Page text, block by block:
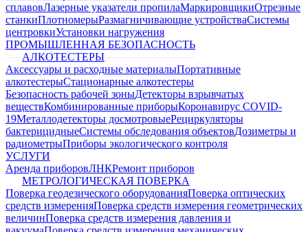
сплавовЛазерные указатели пропилаМаркировщикиОтрезные
станкиПлотномерыРазмагничивающие устройстваСистемы
центровкиУстановки нагружения
ПРОМЫШЛЕННАЯ БЕЗОПАСНОСТЬ
АЛКОТЕСТЕРЫ
Аксессуары и расходные материалыПортативные
алкотестерыСтационарные алкотестеры
Безопасность рабочей зоныДетекторы взрывчатых
веществКомбинированные приборыКоронавирус COVID-
19Металлодетекторы досмотровыеРециркуляторы
бактерицидныеСистемы обследования объектовДозиметры и
радиометрыПриборы экологического контроля
УСЛУГИ
Аренда приборовЛНКРемонт приборов
МЕТРОЛОГИЧЕСКАЯ ПОВЕРКА
Поверка геодезического оборудованияПоверка оптических
средств измеренияПоверка средств измерения геометрических
величинПоверка средств измерения давления и